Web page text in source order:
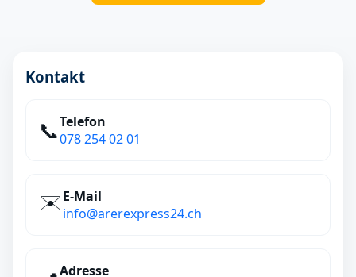
Kontakt
📞Telefon
078 254 02 01
✉️E‑Mail
info@arerexpress24.ch
Adresse